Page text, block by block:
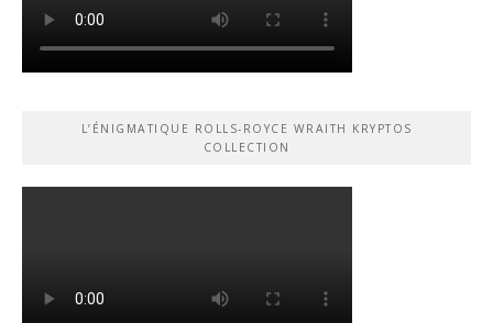
L’ÉNIGMATIQUE ROLLS-ROYCE WRAITH KRYPTOS
COLLECTION